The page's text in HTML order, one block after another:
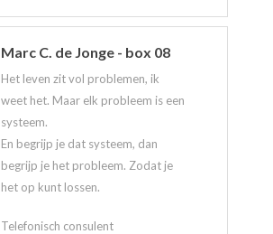
Marc C. de Jonge - box 08
Het leven zit vol problemen, ik
weet het. Maar elk probleem is een
systeem.
En begrijp je dat systeem, dan
begrijp je het probleem. Zodat je
het op kunt lossen.
Telefonisch consulent